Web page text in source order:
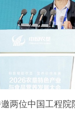
位中国工程院